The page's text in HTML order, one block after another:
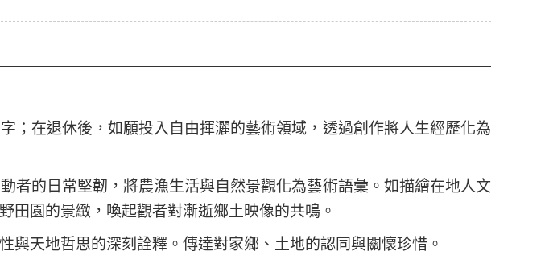
；在退休後，如願投入自由揮灑的藝術領域，透過創作將人生經歷化為
者的日常堅韌，將農漁生活與自然景觀化為藝術語彙。如描繪在地人文
田園的景緻，喚起觀者對漸逝鄉土映像的共鳴。
天地哲思的深刻詮釋。傳達對家鄉、土地的認同與關懷珍惜。